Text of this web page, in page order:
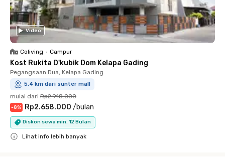
Video
Coliving • Campur
Kost Rukita D'kubik Dom Kelapa Gading
Pegangsaan Dua, Kelapa Gading
5.4 km dari sunter mall
mulai dari Rp2.918.000
-8% Rp2.658.000 /bulan
Diskon sewa min. 12 Bulan
Lihat info lebih banyak